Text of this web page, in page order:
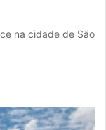
na cidade de São